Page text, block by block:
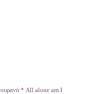
ουρανό * All alone am I